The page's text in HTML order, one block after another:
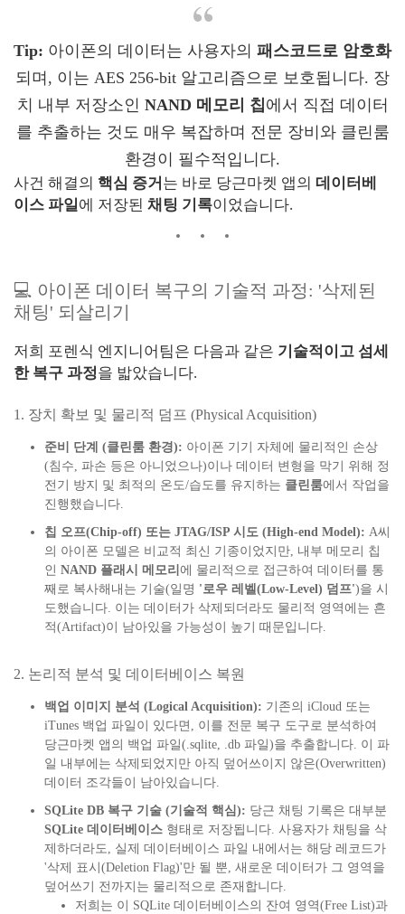
Tip: 아이폰의 데이터는 사용자의 패스코드로 암호화
되며, 이는 AES 256-bit 알고리즘으로 보호됩니다. 장
치 내부 저장소인 NAND 메모리 칩에서 직접 데이터
를 추출하는 것도 매우 복잡하며 전문 장비와 클린룸
환경이 필수적입니다.
사건 해결의 핵심 증거 는 바로 당근마켓 앱의 데이터베
이스 파일에 저장된 채팅 기록이었습니다.
💻 아이폰 데이터 복구의 기술적 과정: '삭제된
채팅' 되살리기
저희 포렌식 엔지니어팀은 다음과 같은 기술적이고 섬세
한 복구 과정을 밟았습니다.
1. 장치 확보 및 물리적 덤프 (Physical Acquisition)
준비 단계 (클린룸 환경): 아이폰 기기 자체에 물리적인 손상
(침수, 파손 등은 아니었으나)이나 데이터 변형을 막기 위해 정
전기 방지 및 최적의 온도/습도를 유지하는 클린룸에서 작업을
진행했습니다.
칩 오프(Chip-off) 또는 JTAG/ISP 시도 (High-end Model): A씨
의 아이폰 모델은 비교적 최신 기종이었지만, 내부 메모리 칩
인 NAND 플래시 메모리 에 물리적으로 접근하여 데이터를 통
째로 복사해내는 기술(일명 '로우 레벨(Low-Level) 덤프')을 시
도했습니다. 이는 데이터가 삭제되더라도 물리적 영역에는 흔
적(Artifact)이 남아있을 가능성이 높기 때문입니다.
2. 논리적 분석 및 데이터베이스 복원
백업 이미지 분석 (Logical Acquisition): 기존의 iCloud 또는
iTunes 백업 파일이 있다면, 이를 전문 복구 도구로 분석하여
당근마켓 앱의 백업 파일(.sqlite, .db 파일)을 추출합니다. 이 파
일 내부에는 삭제되었지만 아직 덮어쓰이지 않은(Overwritten)
데이터 조각들이 남아있습니다.
SQLite DB 복구 기술 (기술적 핵심): 당근 채팅 기록은 대부분
SQLite 데이터베이스 형태로 저장됩니다. 사용자가 채팅을 삭
제하더라도, 실제 데이터베이스 파일 내에서는 해당 레코드가
'삭제 표시(Deletion Flag)'만 될 뿐, 새로운 데이터가 그 영역을
덮어쓰기 전까지는 물리적으로 존재합니다.
저희는 이 SQLite 데이터베이스의 잔여 영역(Free List)과